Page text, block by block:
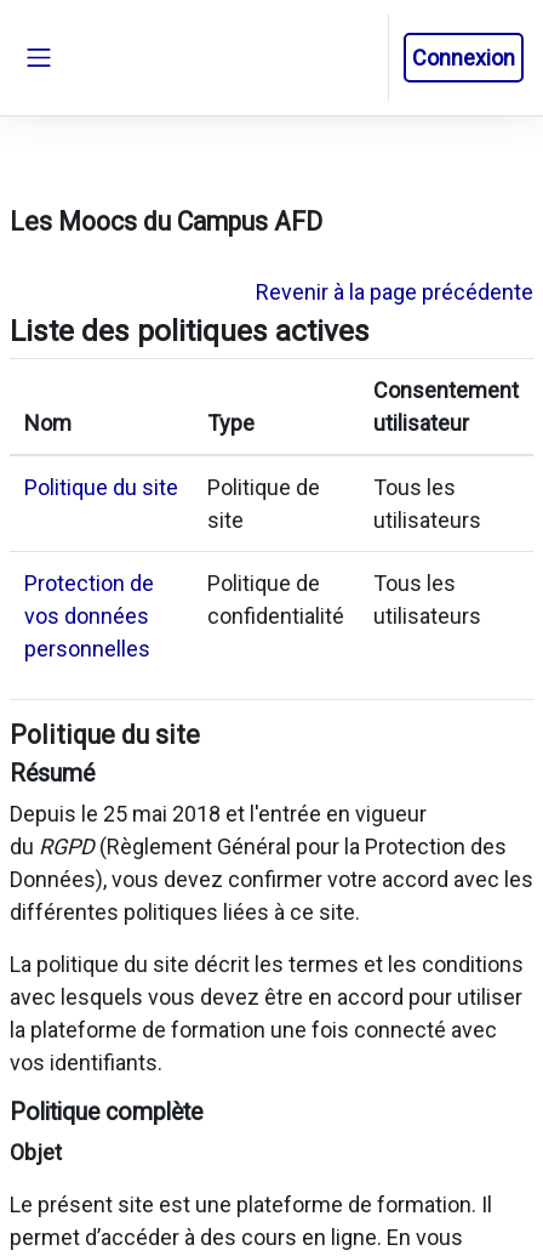
Connexion
Les Moocs du Campus AFD
Revenir à la page précédente
Liste des politiques actives
Nom Type
Consentement
utilisateur
Politique du site
Politique de
site
Tous les
utilisateurs
Protection de
vos données
personnelles
Politique de
confidentialité
Tous les
utilisateurs
Politique du site
Résumé
Depuis le 25 mai 2018 et l'entrée en vigueur
du RGPD(Règlement Général pour la Protection des
Données), vous devez confirmer votre accord avec les
différentes politiques liées à ce site.
La politique du site décrit les termes et les conditions
avec lesquels vous devez être en accord pour utiliser
la plateforme de formation une fois connecté avec
vos identifiants.
Politique complète
Objet
Le présent site est une plateforme de formation. Il
permet d’accéder à des cours en ligne. En vous